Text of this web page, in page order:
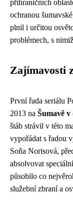
příhraničních
ochranou
plnil i určitou
problémech, s
Zajímavosti
První řada seriálu
2013 na Šumavě
štáb strávil v této
vypořádat s řadou
Soňa Norisová,
absolvovat
působilo co
služební zbraní a